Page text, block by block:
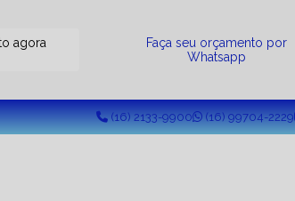
agora
Faça seu orçamento por
Whatsapp
(16) 2133-9900 (16) 99704-2229